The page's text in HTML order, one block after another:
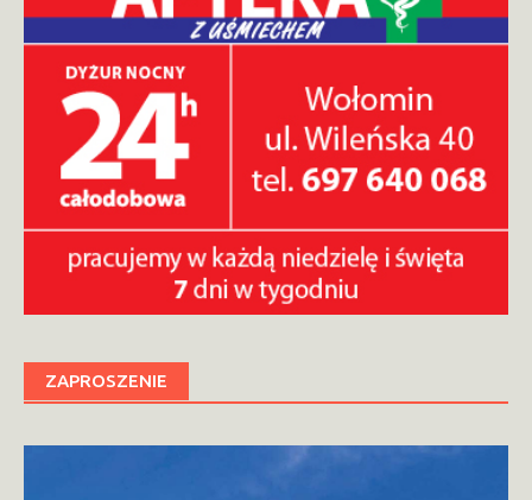
ZAPROSZENIE